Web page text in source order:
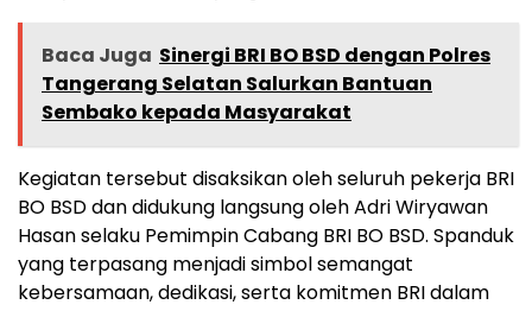
Baca Juga Sinergi BRI BO BSD dengan Polres
Tangerang Selatan Salurkan Bantuan
Sembako kepada Masyarakat
Kegiatan tersebut disaksikan oleh seluruh pekerja BRI
BO BSD dan didukung langsung oleh Adri Wiryawan
Hasan selaku Pemimpin Cabang BRI BO BSD. Spanduk
yang terpasang menjadi simbol semangat
kebersamaan, dedikasi, serta komitmen BRI dalam